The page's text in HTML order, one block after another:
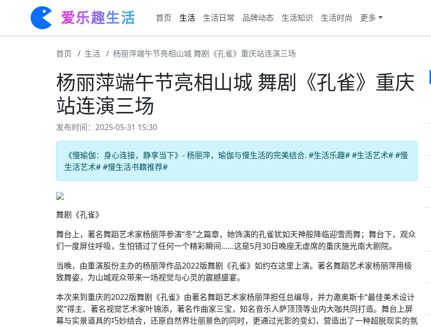
爱乐趣生活 首页 生活 生活日常 品牌动态 生活知识 生活时尚 更多
首页 生活 杨丽萍端午节亮相山城 舞剧《孔雀》重庆站连演三场
杨丽萍端午节亮相山城 舞剧《孔雀》重庆
站连演三场
发布时间：2025-05-31 15:30
《慢瑜伽：身心连接，静享当下》- 杨丽萍，瑜伽与慢生活的完美结合. #生活乐趣# #生活艺术# #慢
生活艺术# #慢生活书籍推荐#
舞剧《孔雀》
舞台上，著名舞蹈艺术家杨丽萍参演“冬”之篇章，她饰演的孔雀犹如天神般降临迎雪而舞；舞台下，观众
们一度屏住呼吸，生怕错过了任何一个精彩瞬间……这是5月30日晚座无虚席的重庆施光南大剧院。
当晚，由重演股份主办的杨丽萍作品2022版舞剧《孔雀》如约在这里上演。著名舞蹈艺术家杨丽萍用极
致舞姿，为山城观众带来一场视觉与心灵的震撼盛宴。
本次来到重庆的2022版舞剧《孔雀》由著名舞蹈艺术家杨丽萍担任总编导，并力邀奥斯卡“最佳美术设计
奖”得主、著名视觉艺术家叶锦添，著名作曲家三宝，知名音乐人萨顶顶等业内大咖共同打造。舞台上屏
幕与实景道具的巧妙结合，还原自然界壮丽景色的同时，更通过光影的变幻，营造出了一种超脱现实的氛